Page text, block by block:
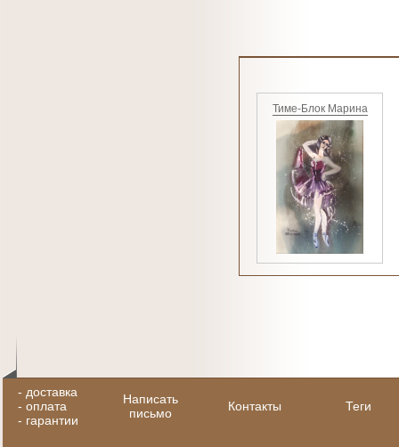
Тиме-Блок Марина
- доставка
- оплата
- гарантии
Написать
письмо
Контакты Теги